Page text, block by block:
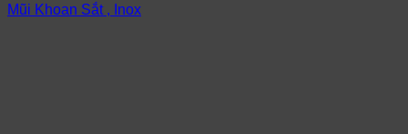
Mũi Khoan Sắt , Inox